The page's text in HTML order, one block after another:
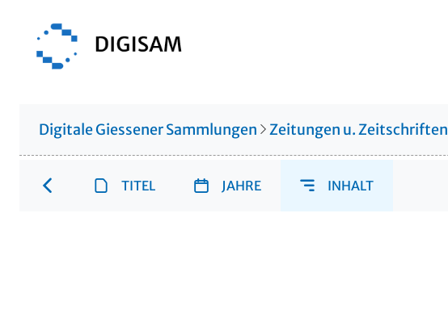
Digitale Giessener Sammlungen Zeitungen u. Zeitschriften
TITEL JAHRE INHALT